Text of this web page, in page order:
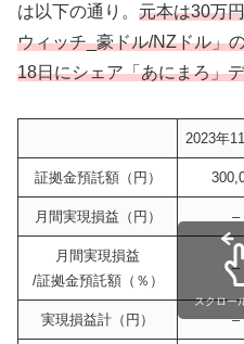
は以下の通り。 元本は30万
ウィッチ_豪ドル/NZドル」
18日にシェア「あにまろ」
2023年
証拠金預託額（円）
月間実現損益（円） –
月間実現損益
/証拠金預託額（％）
–
実現損益計（円） –
スクロー